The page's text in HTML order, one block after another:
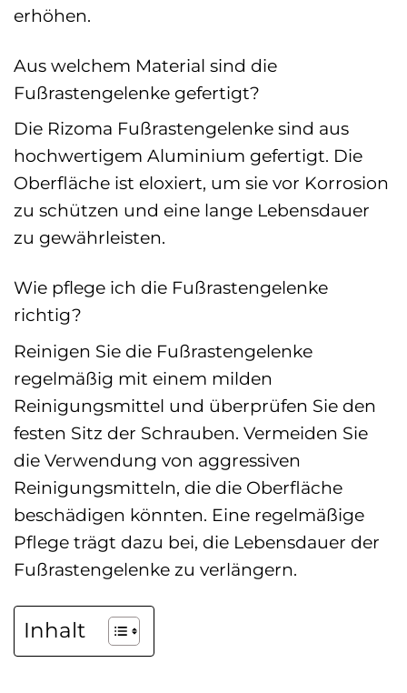
erhöhen.
Aus welchem Material sind die
Fußrastengelenke gefertigt?
Die Rizoma Fußrastengelenke sind aus
hochwertigem Aluminium gefertigt. Die
Oberfläche ist eloxiert, um sie vor Korrosion
zu schützen und eine lange Lebensdauer
zu gewährleisten.
Wie pflege ich die Fußrastengelenke
richtig?
Reinigen Sie die Fußrastengelenke
regelmäßig mit einem milden
Reinigungsmittel und überprüfen Sie den
festen Sitz der Schrauben. Vermeiden Sie
die Verwendung von aggressiven
Reinigungsmitteln, die die Oberfläche
beschädigen könnten. Eine regelmäßige
Pflege trägt dazu bei, die Lebensdauer der
Fußrastengelenke zu verlängern.
Inhalt